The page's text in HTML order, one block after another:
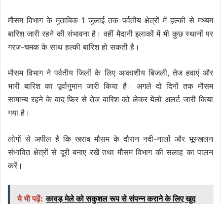
मौसम विभाग के मुताबिक 1 जुलाई तक पर्वतीय क्षेत्रों में हल्की से मध्यम
बारिश जारी रहने की संभावना है। वहीं मैदानी इलाकों में भी कुछ स्थानों पर
गरज-चमक के साथ हल्की बारिश हो सकती है।
मौसम विभाग ने पर्वतीय जिलों के लिए आकाशीय बिजली, तेज हवाएं और
भारी बारिश का पूर्वानुमान जारी किया है। अगले दो दिनों तक मौसम
सामान्य रहने के बाद फिर से तेज बारिश को लेकर येलो अलर्ट जारी किया
गया है।
लोगों से अपील है कि खराब मौसम के दौरान नदी-नालों और भूस्खलन
संभावित क्षेत्रों से दूरी बनाए रखें तथा मौसम विभाग की सलाह का पालन
करें।
ये भी पढ़ें: कावड़ मेले को सकुशल रूप से संपन्न कराने के लिए खुद